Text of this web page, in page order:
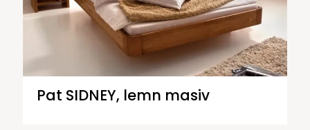
Pat SIDNEY, lemn masiv